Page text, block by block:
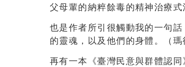
父母輩的納粹餘毒的精神治療式
也是作者所引很觸動我的一句
的靈魂，以及他們的身體。（瑪
再有一本《臺灣民意與群體認